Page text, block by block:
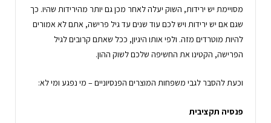
מסויימת יש ירידות, השוק יעלה לאחר מכן גם יותר מהירידות שהיו. כך
שגם אם יש ירידות ויש לכם עוד שנים עד גיל פרישה, אתם לא אמורים
להיות מוטרדים מזה. ולפי אותו היגיון, ככל שאתם קרובים לגיל
הפרישה, הקטינו את החשיפה שלכם לשוק ההון.
וכעת להסבר לגבי משפחות המוצרים הפנסיוניים – מי נפגע ומי לא:
פנסיה תקציבית